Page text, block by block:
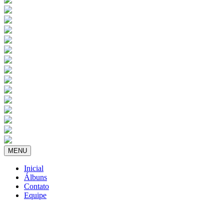
MENU
Inicial
Álbuns
Contato
Equipe